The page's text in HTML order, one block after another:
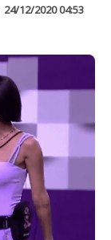
24/12/2020 04:53